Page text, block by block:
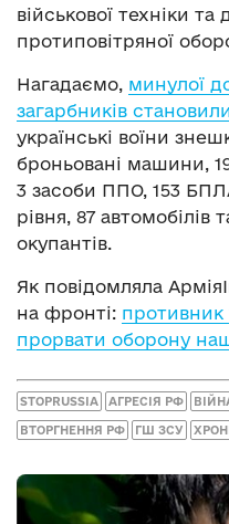
військової техніки та
протиповітряної
Нагадаємо, минулої
загарбників
українські воїни
броньовані машини,
3 засоби ППО, 153
рівня, 87 автомобілів
окупантів.
Як повідомляла
на фронті: противник
прорвати оборону
STOPRUSSIA АГРЕСІЯ РФ
ВТОРГНЕННЯ РФ ГШ ЗСУ